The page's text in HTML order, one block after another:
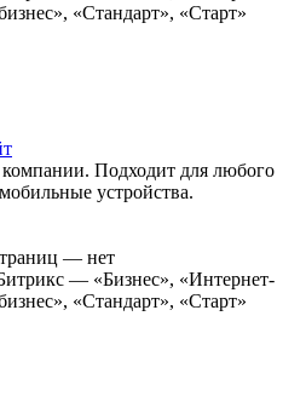
«Стандарт», «Старт»
компании. Подходит для любого
устройства.
— нет
— «Бизнес», «Интернет-
«Стандарт», «Старт»